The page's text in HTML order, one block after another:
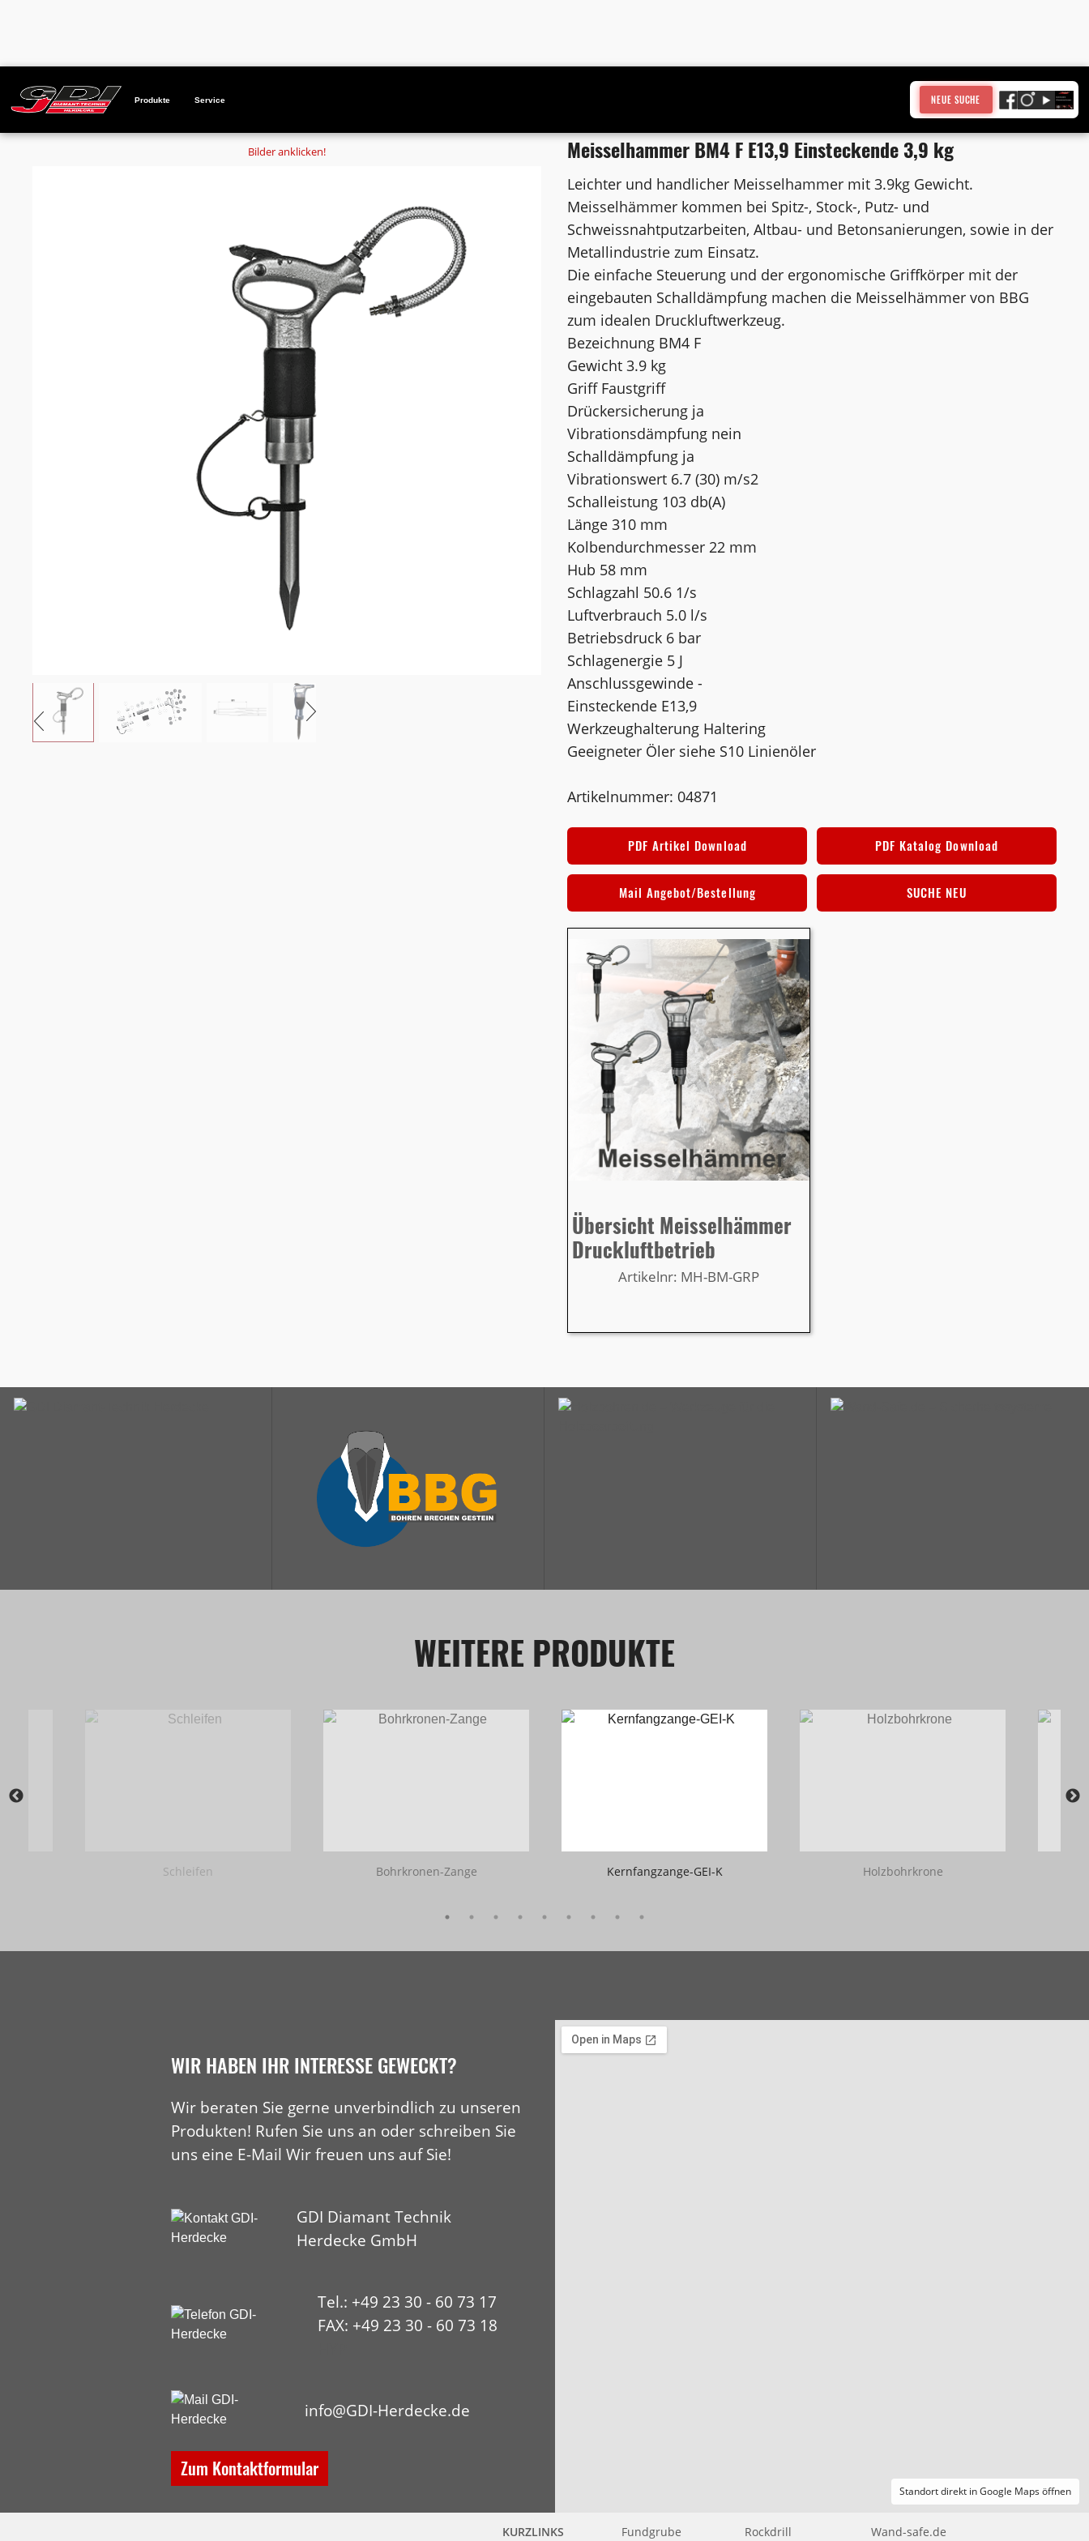
Produkte Service NEUE SUCHE
Startseite Produkte Meisselhammer BM4 F E13,9 Einsteckende 3,9 kg
Bilder anklicken! Meisselhammer BM4 F E13,9 Einsteckende 3,9 kg
Leichter und handlicher Meisselhammer mit 3.9kg Gewicht.
Meisselhämmer kommen bei Spitz-, Stock-, Putz- und
Schweissnahtputzarbeiten, Altbau- und Betonsanierungen, sowie in der
Metallindustrie zum Einsatz.
Die einfache Steuerung und der ergonomische Griffkörper mit der
eingebauten Schalldämpfung machen die Meisselhämmer von BBG
zum idealen Druckluftwerkzeug.
Bezeichnung BM4 F
Gewicht 3.9 kg
Griff Faustgriff
Drückersicherung ja
Vibrationsdämpfung nein
Schalldämpfung ja
Vibrationswert 6.7 (30) m/s2
Schalleistung 103 db(A)
Länge 310 mm
Kolbendurchmesser 22 mm
Hub 58 mm
Schlagzahl 50.6 1/s
Luftverbrauch 5.0 l/s
Betriebsdruck 6 bar
Schlagenergie 5 J
Anschlussgewinde -
Einsteckende E13,9
Werkzeughalterung Haltering
Geeigneter Öler siehe S10 Linienöler
Artikelnummer: 04871
PDF Artikel Download PDF Katalog Download
Mail Angebot/Bestellung SUCHE NEU
Übersicht Meisselhämmer
Druckluftbetrieb
Artikelnr: MH-BM-GRP
WEITERE PRODUKTE
Schleifen Bohrkronen-Zange Kernfangzange-GEI-K Holzbohrkrone
WIR HABEN IHR INTERESSE GEWECKT?
Wir beraten Sie gerne unverbindlich zu unseren
Produkten! Rufen Sie uns an oder schreiben Sie
uns eine E-Mail Wir freuen uns auf Sie!
GDI Diamant Technik
Herdecke GmbH
Tel.: +49 23 30 - 60 73 17
FAX: +49 23 30 - 60 73 18
info@GDI-Herdecke.de
Zum Kontaktformular
Standort direkt in Google Maps öffnen
KURZLINKS
Fundgrube
Rockdrill
Wand-safe.de